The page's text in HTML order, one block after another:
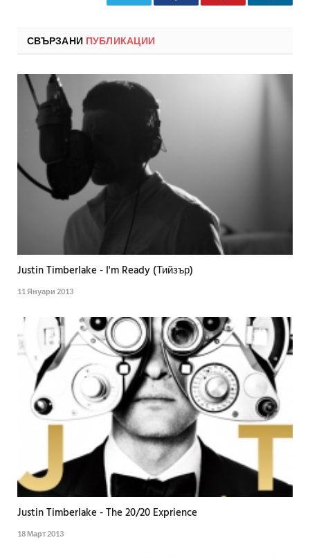
СВЪРЗАНИ ПУБЛИКАЦИИ
Justin Timberlake - I'm Ready (Тийзър)
11 Януари 2013
Justin Timberlake - The 20/20 Exprience
18 Март 2013